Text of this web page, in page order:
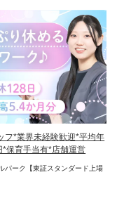
フ*業界未経験歓迎*平均年
*保育手当有*店舗運営
パーク【東証スタンダード上場